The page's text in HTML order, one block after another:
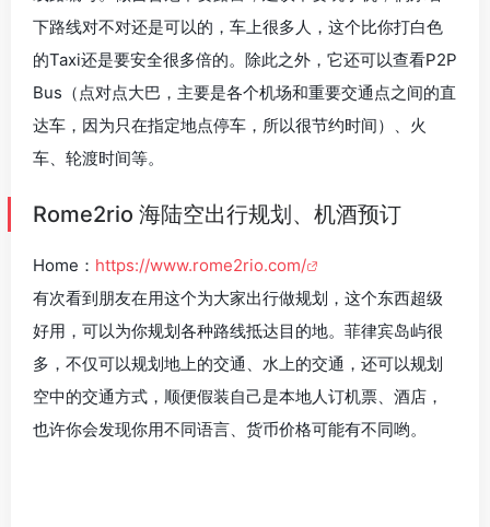
下路线对不对还是可以的，车上很多人，这个比你打白色
的Taxi还是要安全很多倍的。除此之外，它还可以查看P2P
Bus（点对点大巴，主要是各个机场和重要交通点之间的直
达车，因为只在指定地点停车，所以很节约时间）、火
车、轮渡时间等。
Rome2rio 海陆空出行规划、机酒预订
Home： https://www.rome2rio.com/
有次看到朋友在用这个为大家出行做规划，这个东西超级
好用，可以为你规划各种路线抵达目的地。菲律宾岛屿很
多，不仅可以规划地上的交通、水上的交通，还可以规划
空中的交通方式，顺便假装自己是本地人订机票、酒店，
也许你会发现你用不同语言、货币价格可能有不同哟。